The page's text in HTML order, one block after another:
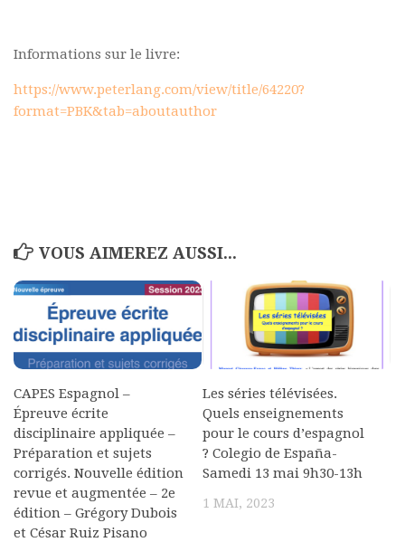
Informations sur le livre:
https://www.peterlang.com/view/title/64220?
format=PBK&tab=aboutauthor
VOUS AIMEREZ AUSSI...
CAPES Espagnol –
Épreuve écrite
disciplinaire appliquée –
Préparation et sujets
corrigés. Nouvelle édition
revue et augmentée – 2e
édition – Grégory Dubois
et César Ruiz Pisano
Les séries télévisées.
Quels enseignements
pour le cours d’espagnol
? Colegio de España-
Samedi 13 mai 9h30-13h
1 MAI, 2023